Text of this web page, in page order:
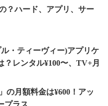
？ハード、アプリ、サー
ル・ティーヴィー)アプリケ
？レンタル¥100〜、TV+月
の月額料金は¥600！アッ